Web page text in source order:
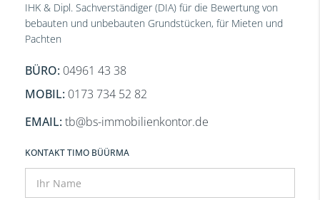
IHK & Dipl. Sachverständiger (DIA) für die Bewertung von
bebauten und unbebauten Grundstücken, für Mieten und
Pachten
BÜRO: 04961 43 38
0173 734 52 82
EMAIL: tb@bs-immobilienkontor.de
KONTAKT TIMO BÜÜRMA